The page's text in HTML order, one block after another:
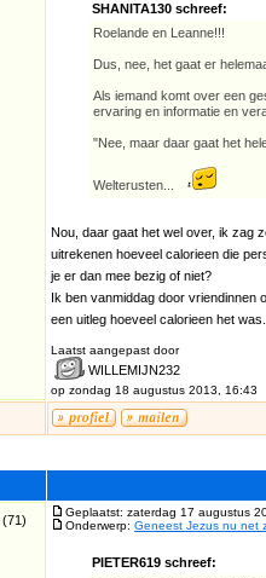
SHANITA130 schreef:
Roelande en Leanne!!!
Dus, nee, het gaat er
Als iemand komt over een
ervaring en informatie en
"Nee, maar daar gaat het
Welterusten...
Nou, daar gaat het wel over, ik zag
uitrekenen hoeveel calorieen die
je er dan mee bezig of niet?
Ik ben vanmiddag door vriendinnen
een uitleg hoeveel calorieen het
Laatst aangepast door
WILLEMIJN232
op zondag 18 augustus 2013, 16:43
(71)
Geplaatst: zaterdag 17 augustus
Onderwerp: Geneest Jezus nu net
PIETER619 schreef: